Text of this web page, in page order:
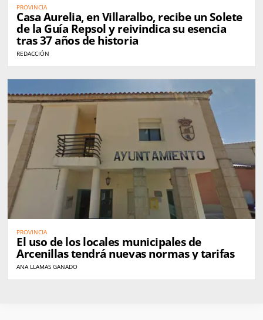
PROVINCIA
Casa Aurelia, en Villaralbo, recibe un Solete
de la Guía Repsol y reivindica su esencia
tras 37 años de historia
REDACCIÓN
PROVINCIA
El uso de los locales municipales de
Arcenillas tendrá nuevas normas y tarifas
ANA LLAMAS GANADO